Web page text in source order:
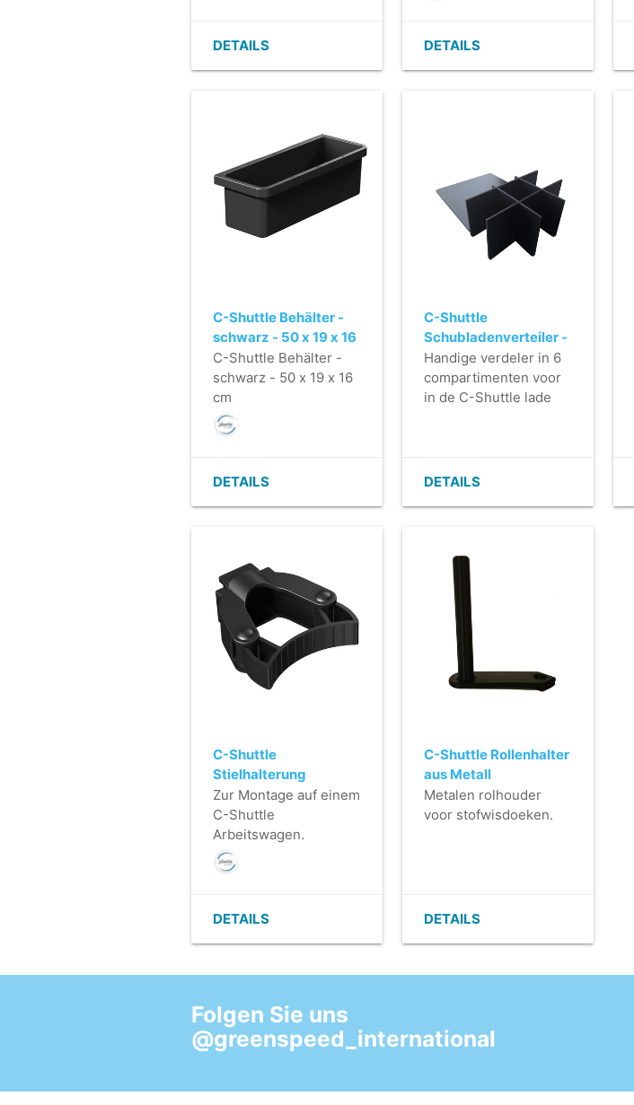
DETAILS DETAILS
C-Shuttle Behälter -
schwarz - 50 x 19 x 16
cm
C-Shuttle Behälter -
schwarz - 50 x 19 x 16
cm
DETAILS
C-Shuttle
Schubladenverteiler -
43,5 x 28,5 x 12,5 cm
Handige verdeler in 6
compartimenten voor
in de C-Shuttle lade
DETAILS
C-Shuttle
Stielhalterung
Zur Montage auf einem
C-Shuttle
Arbeitswagen.
DETAILS
C-Shuttle Rollenhalter
aus Metall
Metalen rolhouder
voor stofwisdoeken.
DETAILS
Folgen Sie uns
@greenspeed_international